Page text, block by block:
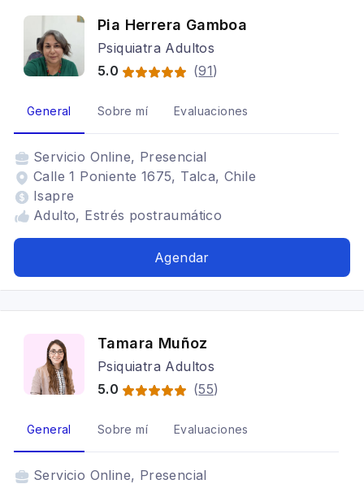
Pia Herrera Gamboa
Psiquiatra Adultos
5.0
(91)
General Sobre mí Evaluaciones
Servicio Online, Presencial
Calle 1 Poniente 1675, Talca, Chile
Isapre
Adulto, Estrés postraumático
Agendar
Tamara Muñoz
Psiquiatra Adultos
5.0
(55)
General Sobre mí Evaluaciones
Servicio Online, Presencial